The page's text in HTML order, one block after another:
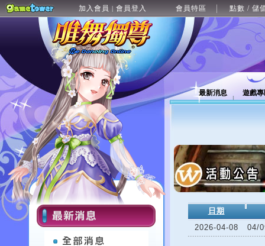
加入會員 | 會員登入 會員特區 點數 / 儲
最新消息 遊戲
日期
2026-04-08
04/